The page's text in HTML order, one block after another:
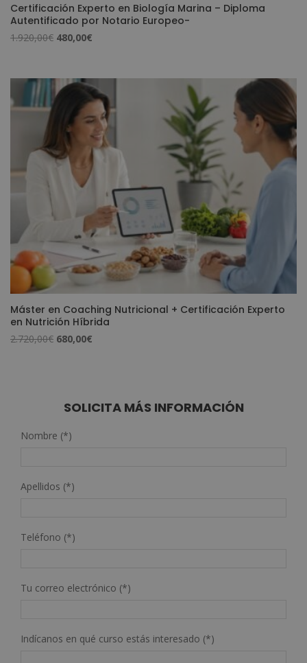
Certificación Experto en Biología Marina – Diploma
Autentificado por Notario Europeo-
1.920,00€ El
era:
1.920,00€.
480,00€
es:
480,00€.
Máster en Coaching Nutricional + Certificación Experto
en Nutrición Híbrida
2.720,00€ El
2.720,00€.
680,00€
680,00€.
SOLICITA MÁS INFORMACIÓN
Nombre (*)
Apellidos (*)
Teléfono (*)
Tu correo electrónico (*)
Indícanos en qué curso estás interesado (*)